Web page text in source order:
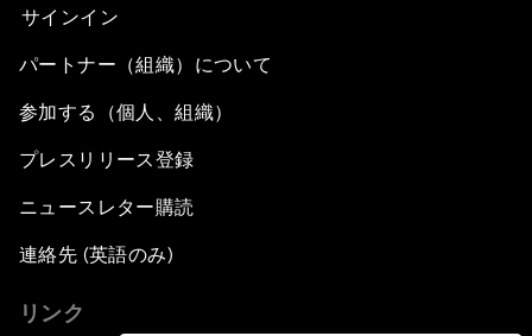
サインイン
パートナー（組織）について
参加する（個人、組織）
プレスリリース登録
ニュースレター購読
連絡先 (英語のみ)
リンク